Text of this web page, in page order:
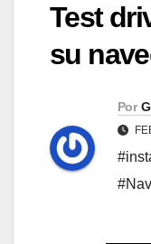
Test
su
Por